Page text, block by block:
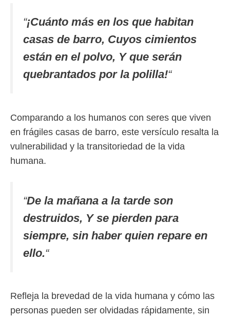
“¡Cuánto más en los que habitan
casas de barro, Cuyos cimientos
están en el polvo, Y que serán
quebrantados por la polilla!“
Comparando a los humanos con seres que viven
en frágiles casas de barro, este versículo resalta la
vulnerabilidad y la transitoriedad de la vida
humana.
“De la mañana a la tarde son
destruidos, Y se pierden para
siempre, sin haber quien repare en
ello.“
Refleja la brevedad de la vida humana y cómo las
personas pueden ser olvidadas rápidamente, sin